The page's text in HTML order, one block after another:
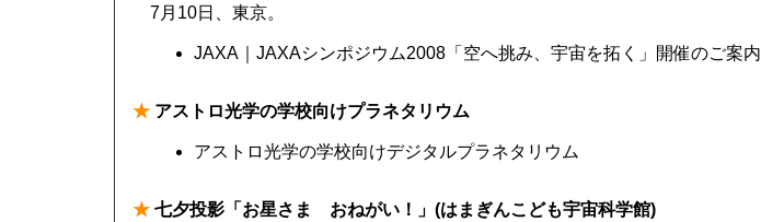
7月10日、東京。
JAXA｜JAXAシンポジウム2008「空へ挑み、宇宙を拓く」開催のご案内
★ アストロ光学の学校向けプラネタリウム
アストロ光学の学校向けデジタルプラネタリウム
★ 七夕投影「お星さま おねがい！」(はまぎんこども宇宙科学館)